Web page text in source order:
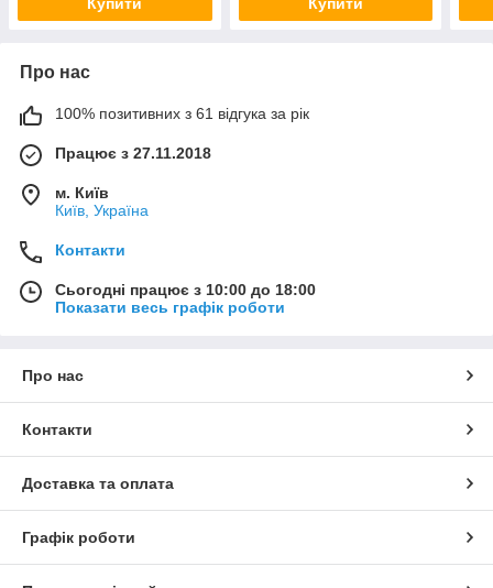
Про нас
100% позитивних з 61 відгука за рік
Працює з 27.11.2018
м. Київ
Київ, Україна
Контакти
Сьогодні працює з 10:00 до 18:00
Показати весь графік роботи
Про нас
Контакти
Доставка та оплата
Графік роботи